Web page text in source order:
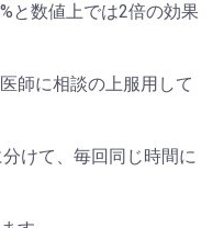
と数値上では2倍の効果
師に相談の上服用して
けて、毎回同じ時間に